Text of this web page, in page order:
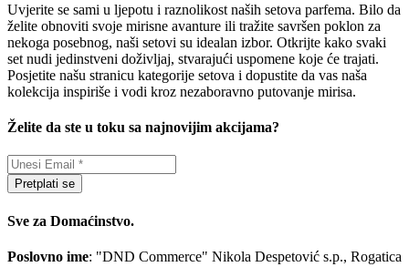
Uvjerite se sami u ljepotu i raznolikost naših setova parfema. Bilo da
želite obnoviti svoje mirisne avanture ili tražite savršen poklon za
nekoga posebnog, naši setovi su idealan izbor. Otkrijte kako svaki
set nudi jedinstveni doživljaj, stvarajući uspomene koje će trajati.
Posjetite našu stranicu kategorije setova i dopustite da vas naša
kolekcija inspiriše i vodi kroz nezaboravno putovanje mirisa.
Želite da ste u toku sa najnovijim akcijama?
Pretplati se
Sve za Domaćinstvo.
Poslovno ime: "DND Commerce" Nikola Despetović s.p., Rogatica